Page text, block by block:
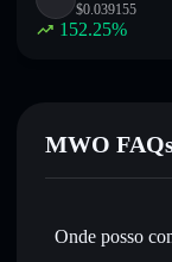
$0.039155
152.25%
MWO
Onde posso